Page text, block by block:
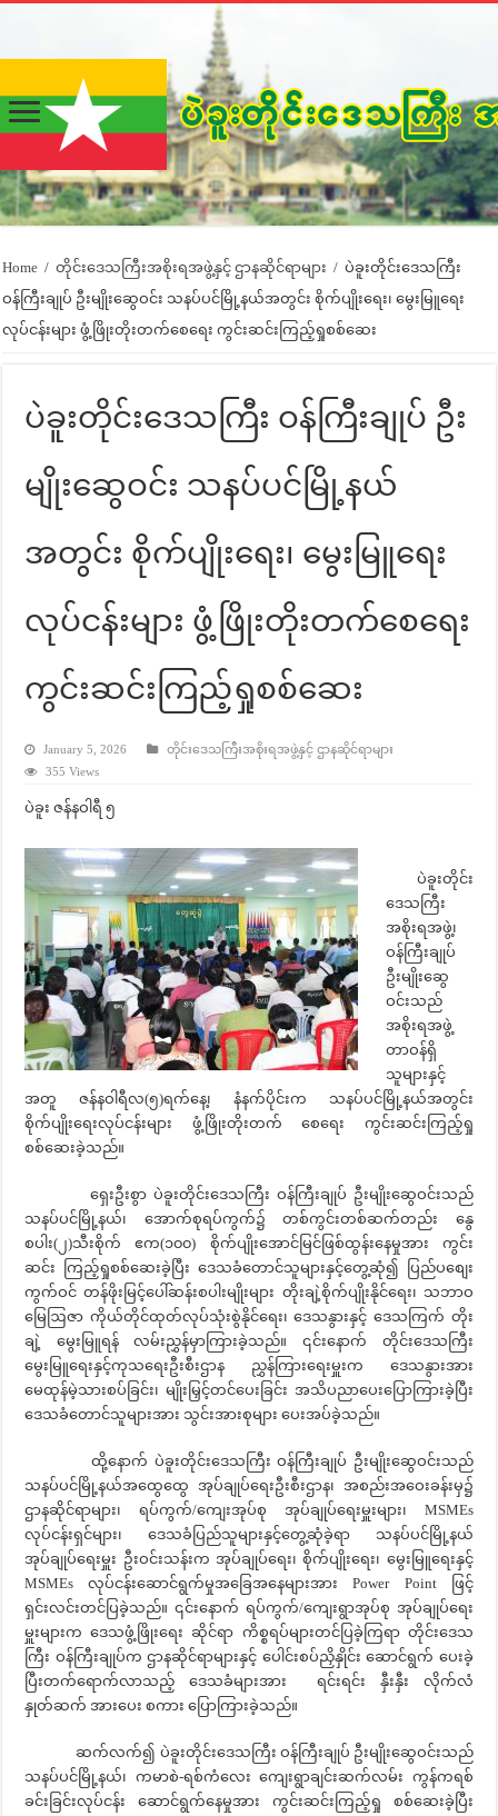
Home / တိုင်းဒေသကြီးအစိုးရအဖွဲ့နှင့် ဌာနဆိုင်ရာများ / ပဲခူးတိုင်းဒေသကြီး
ဝန်ကြီးချုပ် ဦးမျိုးဆွေဝင်း သနပ်ပင်မြို့နယ်အတွင်း စိုက်ပျိုးရေး၊ မွေးမြူရေး
လုပ်ငန်းများ ဖွံ့ဖြိုးတိုးတက်စေရေး ကွင်းဆင်းကြည့်ရှုစစ်ဆေး
ပဲခူးတိုင်းဒေသကြီး ဝန်ကြီးချုပ် ဦး
မျိုးဆွေဝင်း သနပ်ပင်မြို့နယ်
အတွင်း စိုက်ပျိုးရေး၊ မွေးမြူရေး
လုပ်ငန်းများ ဖွံ့ဖြိုးတိုးတက်စေရေး
ကွင်းဆင်းကြည့်ရှုစစ်ဆေး
January 5, 2026
တိုင်းဒေသကြီးအစိုးရအဖွဲ့နှင့် ဌာနဆိုင်ရာများ
355 Views
ပဲခူး ဇန်နဝါရီ ၅
ပဲခူးတိုင်း
ဒေသကြီး
အစိုးရအဖွဲ့၊
ဝန်ကြီးချုပ်
ဦးမျိုးဆွေ
ဝင်းသည်
အစိုးရအဖွဲ့
တာဝန်ရှိ
သူများနှင့်
အတူ ဇန်နဝါရီလ(၅)ရက်နေ့၊ နံနက်ပိုင်းက သနပ်ပင်မြို့နယ်အတွင်း
စိုက်ပျိုးရေးလုပ်ငန်းများ ဖွံ့ဖြိုးတိုးတက် စေရေး ကွင်းဆင်းကြည့်ရှု
စစ်ဆေးခဲ့သည်။
ရှေးဦးစွာ ပဲခူးတိုင်းဒေသကြီး ဝန်ကြီးချုပ် ဦးမျိုးဆွေဝင်းသည်
သနပ်ပင်မြို့နယ်၊ အောက်စုရပ်ကွက်၌ တစ်ကွင်းတစ်ဆက်တည်း နွေ
စပါး(၂)သီးစိုက် ဧက(၁၀၀) စိုက်ပျိုးအောင်မြင်ဖြစ်ထွန်းနေမှုအား ကွင်း
ဆင်း ကြည့်ရှုစစ်ဆေးခဲ့ပြီး ဒေသခံတောင်သူများနှင့်တွေ့ဆုံ၍ ပြည်ပစျေး
ကွက်ဝင် တန်ဖိုးမြင့်ပေါ်ဆန်းစပါးမျိုးများ တိုးချဲ့စိုက်ပျိုးနိုင်ရေး၊ သဘာဝ
မြေဩဇာ ကိုယ်တိုင်ထုတ်လုပ်သုံးစွဲနိုင်ရေး၊ ဒေသနွားနှင့် ဒေသကြက် တိုး
ချဲ့ မွေးမြူရန် လမ်းညွှန်မှာကြားခဲ့သည်။ ၎င်းနောက် တိုင်းဒေသကြီး
မွေးမြူရေးနှင့်ကုသရေးဦးစီးဌာန ညွှန်ကြားရေးမှူးက ဒေသနွားအား
မေထုန်မဲ့သားစပ်ခြင်း၊ မျိုးမြှင့်တင်ပေးခြင်း အသိပညာပေးပြောကြားခဲ့ပြီး
ဒေသခံတောင်သူများအား သွင်းအားစုများ ပေးအပ်ခဲ့သည်။
ထို့နောက် ပဲခူးတိုင်းဒေသကြီး ဝန်ကြီးချုပ် ဦးမျိုးဆွေဝင်းသည်
သနပ်ပင်မြို့နယ်အထွေထွေ အုပ်ချုပ်ရေးဦးစီးဌာန၊ အစည်းအဝေးခန်းမှ၌
ဌာနဆိုင်ရာများ၊ ရပ်ကွက်/ကျေးအုပ်စု အုပ်ချုပ်ရေးမှူးများ၊ MSMEs
လုပ်ငန်းရှင်များ၊ ဒေသခံပြည်သူများနှင့်တွေ့ဆုံခဲ့ရာ သနပ်ပင်မြို့နယ်
အုပ်ချုပ်ရေးမှူး ဦးဝင်းသန်းက အုပ်ချုပ်ရေး၊ စိုက်ပျိုးရေး၊ မွေးမြူရေးနှင့်
MSMEs လုပ်ငန်းဆောင်ရွက်မှုအခြေအနေများအား Power Point ဖြင့်
ရှင်းလင်းတင်ပြခဲ့သည်။ ၎င်းနောက် ရပ်ကွက်/ကျေးရွာအုပ်စု အုပ်ချုပ်ရေး
မှူးများက ဒေသဖွံ့ဖြိုးရေး ဆိုင်ရာ ကိစ္စရပ်များတင်ပြခဲ့ကြရာ တိုင်းဒေသ
ကြီး ဝန်ကြီးချုပ်က ဌာနဆိုင်ရာများနှင့် ပေါင်းစပ်ညှိနှိုင်း ဆောင်ရွက် ပေးခဲ့
ပြီးတက်ရောက်လာသည့် ဒေသခံများအား ရင်းရင်း နှီးနှီး လိုက်လံ
နှုတ်ဆက် အားပေး စကား ပြောကြားခဲ့သည်။
ဆက်လက်၍ ပဲခူးတိုင်းဒေသကြီး ဝန်ကြီးချုပ် ဦးမျိုးဆွေဝင်းသည်
သနပ်ပင်မြို့နယ်၊ ကမာစဲ-ရစ်ကံလေး ကျေးရွာချင်းဆက်လမ်း ကွန်ကရစ်
ခင်းခြင်းလုပ်ငန်း ဆောင်ရွက်နေမှုအား ကွင်းဆင်းကြည့်ရှု စစ်ဆေးခဲ့ပြီး